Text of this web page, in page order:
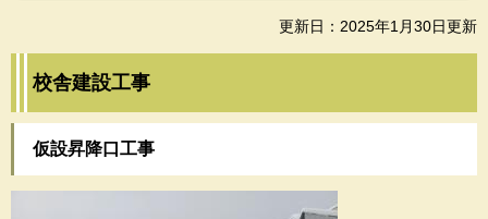
更新日：2025年1月30日更新
校舎建設工事
仮設昇降口工事